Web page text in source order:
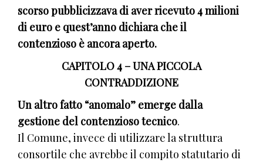
scorso pubblicizzava di aver ricevuto 4 milioni
di euro e quest’anno dichiara che il
contenzioso è ancora aperto.
CAPITOLO 4 – UNA PICCOLA
CONTRADDIZIONE
Un altro fatto “anomalo” emerge dalla
gestione del contenzioso tecnico.
Il Comune, invece di utilizzare la struttura
consortile che avrebbe il compito statutario di